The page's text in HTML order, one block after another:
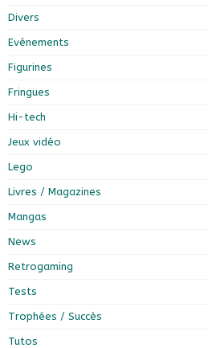
Divers
Evénements
Figurines
Fringues
Hi-tech
Jeux vidéo
Lego
Livres / Magazines
Mangas
News
Retrogaming
Tests
Trophées / Succès
Tutos